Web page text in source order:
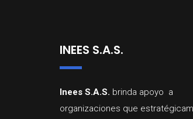
INEES S.A.S.
Inees S.A.S. brinda apoyo a
organizaciones que